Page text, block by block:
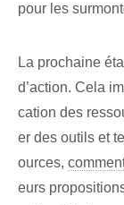
pour les
La prochaine
d’action. Cela
cation des
er des outils et
ources,
eurs